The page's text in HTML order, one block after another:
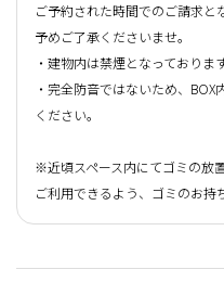
ご予約された時間でのご請求と
予めご了承くださいませ。
・建物内は禁煙となっております
・完全防音ではないため、
ください。
※近頃スペース内にてゴミの放
ご利用できるよう、ゴミのお持